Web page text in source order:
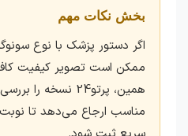
بخش نکات مهم
اگر دستور پزشک با نوع
ممکن است تصویر کیفیت
همین، پرتو24
مناسب ارجاع می‌دهد تا